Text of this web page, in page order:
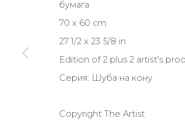
КОНТАКТЫ
ул. Жуковского д. 28, Санкт-
Режим работы:
бумага
70 x 60 cm
27 1/2 x 23 5/8 in
Edition of 2 plus 2 artist's
Серия: Шуба на кону
Copyright The Artist